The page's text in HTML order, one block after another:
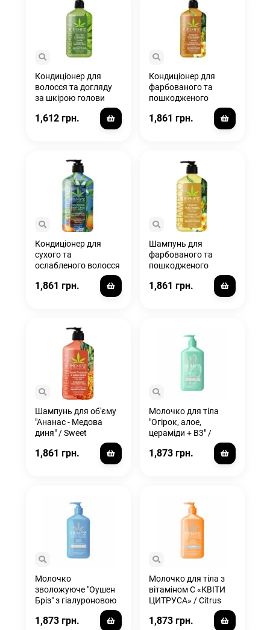
Кондиціонер для
волосся та догляду
за шкірою голови
"Чайне дерево та
ромашка" / Tea
1,612 грн.
Кондиціонер для
фарбованого та
пошкодженого
волосся Original /
Original Floral Banana
Herbal Conditioner
1,861 грн.
Кондиціонер для
сухого та
ослабленого волосся
зволоження" / Triple
Moisture Fresh Citrus
1,861 грн.
Шампунь для
фарбованого та
пошкодженого
волосся Original /
Original Floral Banana
Herbal Shampoo Color
1,861 грн.
Шампунь для об'єму
"Ананас - Медова
диня" / Sweet
Pineapple & Honey
Melon
1,861 грн.
Молочко для тіла
"Огірок, алое,
цераміди + В3" /
Herbal Body
1,873 грн.
Молочко
зволожуюче "Оушен
Бріз" з гіалуроновою
кислотою / Ocean
Breeze Herbal Body
1,873 грн.
Молочко для тіла з
вітаміном С «КВІТИ
ЦИТРУСА» / Citrus
Blossom Herbal Body
Moisturizer
1,873 грн.